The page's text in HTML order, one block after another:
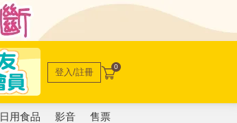
登入/註冊 0
日用食品 影音 售票